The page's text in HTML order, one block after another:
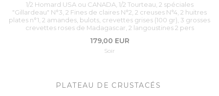
1/2 Homard USA ou CANADA, 1/2 Tourteau, 2 spéciales
"Gillardeau" N°3, 2 Fines de claires N°2, 2 creuses N°4, 2 huitres
plates n°1, 2 amandes, bulots, crevettes grises (100 gr), 3 grosses
crevettes roses de Madagascar, 2 langoustines 2 pers
179,00 EUR
Soir
PLATEAU DE CRUSTACÉS